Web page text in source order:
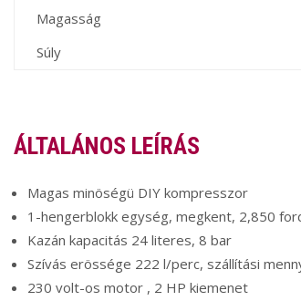
Magasság
Súly
ÁLTALÁNOS LEÍRÁS
Magas minöségü DIY kompresszor
1-hengerblokk egység, megkent, 2,850
Kazán kapacitás 24 literes, 8 bar
Szívás erössége 222 l/perc, szállítási
230 volt-os motor , 2 HP kiemenet